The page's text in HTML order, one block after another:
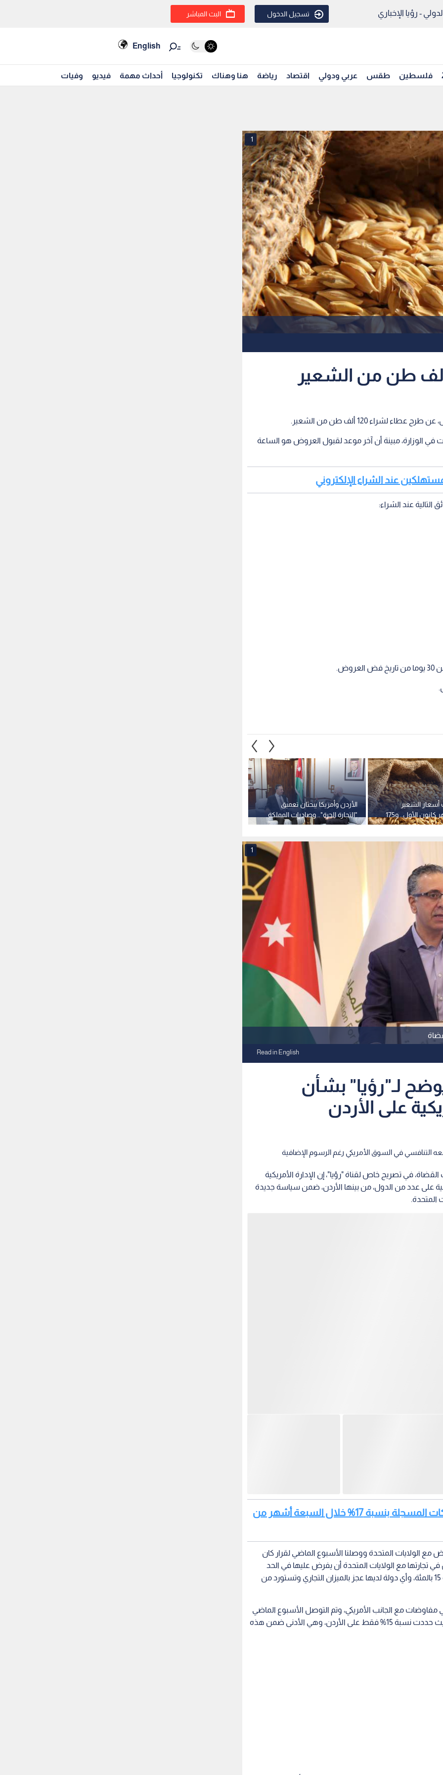
- رؤيا الإخباري تسجيل الدخول البث المباشر
English
فلسطين طقس عربي ودولي اقتصاد رياضة هنا وهناك تكنولوجيا أحداث مهمة فيديو وفيات
1
لشراء 120 ألف طن من الشعير.
في الوزارة، مبينة أن آخر موعد لقبول العروض هو الساعة
عند الشراء الإلكتروني
التالية عند الشراء:
الأردن وأمريكا يبحثان تعميق
"التجارة الحرة".. وصادرات المملكة
تقفز إلى 3.12 مليار دولار
أسعار الشعير
والنخالة لشهر كانون الأول.. و175
المدعم
1
Read in English
يوضح لـ"رؤيا" بشأن
على الأردن
التنافسي في السوق الأمريكي رغم الرسوم الإضافية
في تصريح خاص لقناة "رؤيا"، إن الإدارة الأمريكية
على عدد من الدول، من بينها الأردن، ضمن سياسة جديدة
المتحدة.
اقرأ أيضا: الصناعة والتجارة: ارتفاع الشركات المسجلة بنسبة 17% خلال السبعة أشهر من
الولايات المتحدة ووصلنا الأسبوع الماضي لقرار كان
تجارتها مع الولايات المتحدة أن يفرض عليها في الحد
الأدنى 15 بالمئة إلى 40 بالمئة والأردن حقق أدنى نسبة 15 بالمئة، وأي دولة لديها عجز بالميزان التجاري وتستورد من
مع الجانب الأمريكي، وتم التوصل الأسبوع الماضي
إلى قرار يقضي بفرض رسوم تتراوح بين 15% و40% حيث حددت نسبة 15% فقط على الأردن، وهي الأدنى ضمن هذه